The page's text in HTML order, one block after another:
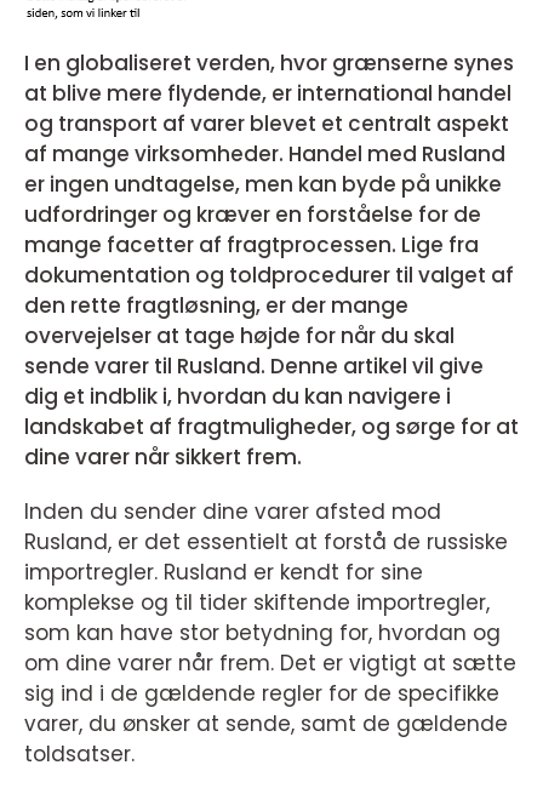
I en globaliseret verden, hvor grænserne synes
at blive mere flydende, er international handel
og transport af varer blevet et centralt aspekt
af mange virksomheder. Handel med Rusland
er ingen undtagelse, men kan byde på unikke
udfordringer og kræver en forståelse for de
mange facetter af fragtprocessen. Lige fra
dokumentation og toldprocedurer til valget af
den rette fragtløsning, er der mange
overvejelser at tage højde for når du skal
sende varer til Rusland. Denne artikel vil give
dig et indblik i, hvordan du kan navigere i
landskabet af fragtmuligheder, og sørge for at
dine varer når sikkert frem.
Inden du sender dine varer afsted mod
Rusland, er det essentielt at forstå de russiske
importregler. Rusland er kendt for sine
komplekse og til tider skiftende importregler,
som kan have stor betydning for, hvordan og
om dine varer når frem. Det er vigtigt at sætte
sig ind i de gældende regler for de specifikke
varer, du ønsker at sende, samt de gældende
toldsatser.